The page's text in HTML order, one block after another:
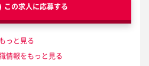
この求人に応募する
っと見る
情報をもっと見る